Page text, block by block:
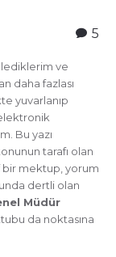
5
ve
daha fazlası
yuvarlanıp
Bu yazı
tarafı olan
bir mektup, yorum
dertli olan
Müdür
da noktasına